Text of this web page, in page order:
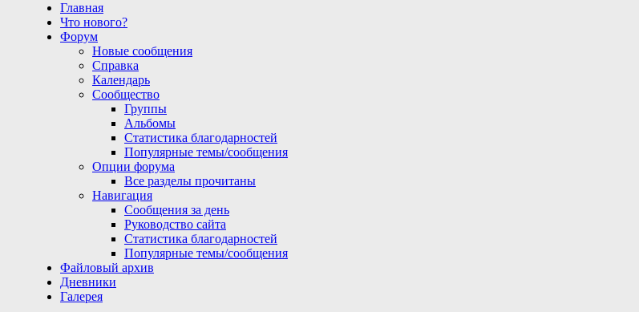
Главная
Что нового?
Форум
Новые сообщения
Справка
Календарь
Сообщество
Группы
Альбомы
Статистика благодарностей
Популярные темы/сообщения
Опции форума
Все разделы прочитаны
Навигация
Сообщения за день
Руководство сайта
Статистика благодарностей
Популярные темы/сообщения
Файловый архив
Дневники
Галерея